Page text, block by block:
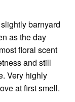
barnyard
as the day
floral scent
and still
Very highly
at first smell.